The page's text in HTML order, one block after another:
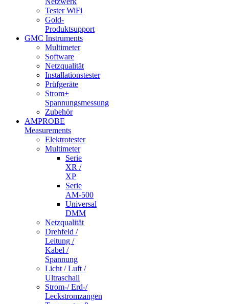
Tester WiFi
Gold-
Produktsupport
GMC Instruments
Multimeter
Software
Netzqualität
Installationstester
Prüfgeräte
Strom+
Spannungsmessung
Zubehör
AMPROBE
Measurements
Elektrotester
Multimeter
Serie
XR /
XP
Serie
AM-500
Universal
DMM
Netzqualität
Drehfeld /
Leitung /
Kabel /
Spannung
Licht / Luft /
Ultraschall
Strom-/ Erd-/
Leckstromzangen